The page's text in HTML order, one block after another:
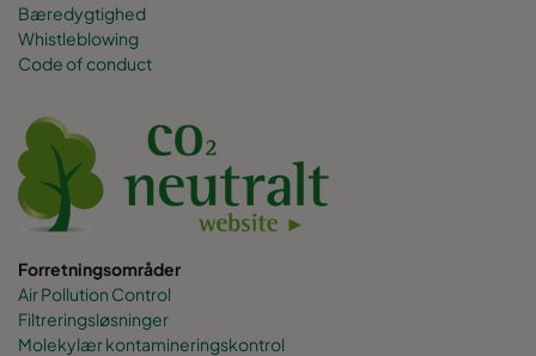
Bæredygtighed
Whistleblowing
Code of conduct
Forretningsområder
Air Pollution Control
Filtreringsløsninger
Molekylær kontamineringskontrol